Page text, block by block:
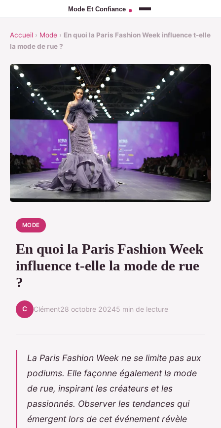
Accueil › Mode › En quoi la Paris Fashion Week influence t-elle
la mode de rue ?
MODE
En quoi la Paris Fashion Week
influence t-elle la mode de rue
?
C Clément28 octobre 20245 min de lecture
La Paris Fashion Week ne se limite pas aux
podiums. Elle façonne également la mode
de rue, inspirant les créateurs et les
passionnés. Observer les tendances qui
émergent lors de cet événement révèle